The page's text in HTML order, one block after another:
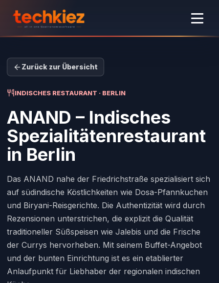
Zurück zur Übersicht
INDISCHES RESTAURANT · BERLIN
ANAND – Indisches
Spezialitätenrestaurant
in Berlin
Das ANAND nahe der Friedrichstraße spezialisiert sich
auf südindische Köstlichkeiten wie Dosa-Pfannkuchen
und Biryani-Reisgerichte. Die Authentizität wird durch
Rezensionen unterstrichen, die explizit die Qualität
traditioneller Süßspeisen wie Jalebis und die Frische
der Currys hervorheben. Mit seinem Buffet-Angebot
und der bunten Einrichtung ist es ein etablierter
Anlaufpunkt für Liebhaber der regionalen indischen